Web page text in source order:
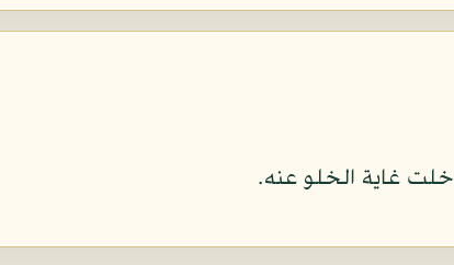
خلت غاية الخلو عنه.